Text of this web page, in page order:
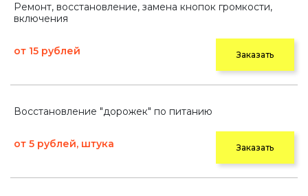
Ремонт, восстановление, замена кнопок громкости,
включения
от 15 рублей Заказать
Восстановление "дорожек" по питанию
от 5 рублей, штука Заказать